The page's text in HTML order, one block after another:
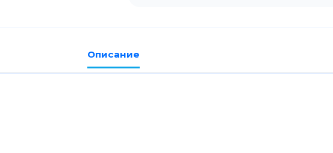
HICOLD
111GN
(1/3)
Описание